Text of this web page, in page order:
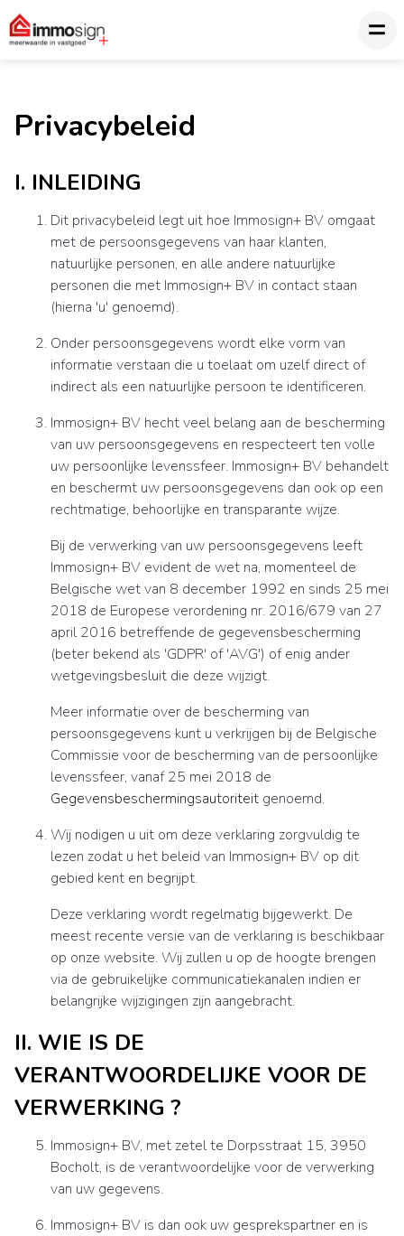
Privacybeleid
I. INLEIDING
Dit privacybeleid legt uit hoe Immosign+ BV omgaat
met de persoonsgegevens van haar klanten,
natuurlijke personen, en alle andere natuurlijke
personen die met Immosign+ BV in contact staan
(hierna 'u' genoemd).
Onder persoonsgegevens wordt elke vorm van
informatie verstaan die u toelaat om uzelf direct of
indirect als een natuurlijke persoon te identificeren.
Immosign+ BV hecht veel belang aan de bescherming
van uw persoonsgegevens en respecteert ten volle
uw persoonlijke levenssfeer. Immosign+ BV behandelt
en beschermt uw persoonsgegevens dan ook op een
rechtmatige, behoorlijke en transparante wijze.
Bij de verwerking van uw persoonsgegevens leeft
Immosign+ BV evident de wet na, momenteel de
Belgische wet van 8 december 1992 en sinds 25 mei
2018 de Europese verordening nr. 2016/679 van 27
april 2016 betreffende de gegevensbescherming
(beter bekend als 'GDPR' of 'AVG') of enig ander
wetgevingsbesluit die deze wijzigt.
Meer informatie over de bescherming van
persoonsgegevens kunt u verkrijgen bij de Belgische
Commissie voor de bescherming van de persoonlijke
levenssfeer, vanaf 25 mei 2018 de
Gegevensbeschermingsautoriteit genoemd.
Wij nodigen u uit om deze verklaring zorgvuldig te
lezen zodat u het beleid van Immosign+ BV op dit
gebied kent en begrijpt.
Deze verklaring wordt regelmatig bijgewerkt. De
meest recente versie van de verklaring is beschikbaar
op onze website. Wij zullen u op de hoogte brengen
via de gebruikelijke communicatiekanalen indien er
belangrijke wijzigingen zijn aangebracht.
II. WIE IS DE
VERANTWOORDELIJKE VOOR DE
VERWERKING ?
Immosign+ BV, met zetel te Dorpsstraat 15, 3950
Bocholt, is de verantwoordelijke voor de verwerking
van uw gegevens.
Immosign+ BV is dan ook uw gesprekspartner en is